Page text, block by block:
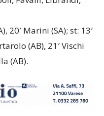
Favalli, Librandi,
20′ Marini (SA); st: 13′
(AB), 21′ Vischi